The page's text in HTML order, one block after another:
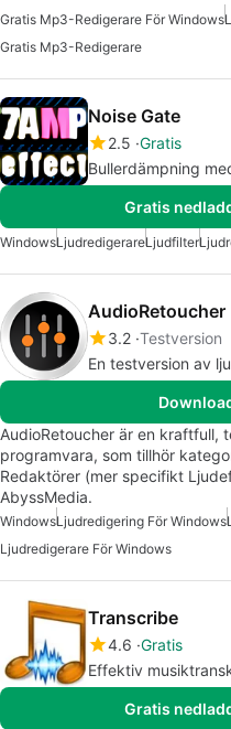
Gratis Mp3-Redigerare För Windows
Gratis Mp3-Redigerare
Noise Gate
2.5 Gratis
Bullerdämpning
Gratis
WindowsLjudredigerareLjudfilter
AudioRetoucher
3.2 Testversion
En testversion av
AudioRetoucher är en kraftfull,
programvara, som tillhör
Redaktörer (mer specifikt
AbyssMedia.
WindowsLjudredigering För Windows
Ljudredigerare För Windows
Transcribe
4.6 Gratis
Effektiv
Gratis